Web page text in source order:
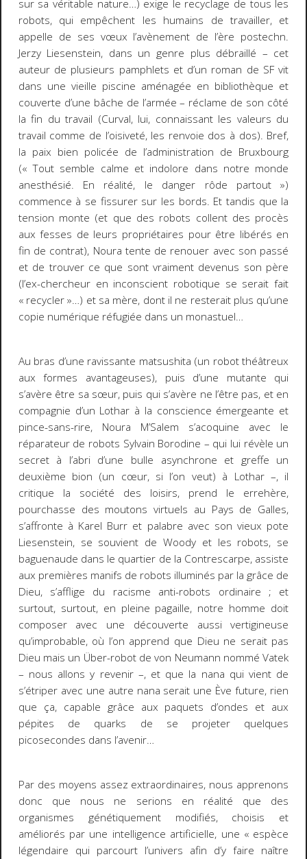
sur sa véritable nature…) exige le recyclage de tous les
robots, qui empêchent les humains de travailler, et
appelle de ses vœux l’avènement de l’ère postechn.
Jerzy Liesenstein, dans un genre plus débraillé – cet
auteur de plusieurs pamphlets et d’un roman de SF vit
dans une vieille piscine aménagée en bibliothèque et
couverte d’une bâche de l’armée – réclame de son côté
la fin du travail (Curval, lui, connaissant les valeurs du
travail comme de l’oisiveté, les renvoie dos à dos). Bref,
la paix bien policée de l’administration de Bruxbourg
(« Tout semble calme et indolore dans notre monde
anesthésié. En réalité, le danger rôde partout »)
commence à se fissurer sur les bords. Et tandis que la
tension monte (et que des robots collent des procès
aux fesses de leurs propriétaires pour être libérés en
fin de contrat), Noura tente de renouer avec son passé
et de trouver ce que sontvraiment devenus son père
(l’ex-chercheur en inconscient robotique se serait fait
« recycler »…) et sa mère, dont il ne resterait plus qu’une
copie numérique réfugiée dans un monastuel…
Au bras d’une ravissante matsushita (un robot théâtreux
aux formes avantageuses), puis d’une mutante qui
s’avère être sa sœur, puis qui s’avère ne l’être pas, et en
compagnie d’un Lothar à la conscience émergeante et
pince-sans-rire, Noura M’Salem s’acoquine avec le
réparateur de robots Sylvain Borodine – qui lui révèle un
secret à l’abri d’une bulle asynchrone et greffe un
deuxième bion (un cœur, si l’on veut) à Lothar –, il
critique la société des loisirs, prend le errehère,
pourchasse des moutons virtuels au Pays de Galles,
s’affronte à Karel Burr et palabre avec son vieux pote
Liesenstein, se souvient de Woody et les robots, se
baguenaude dans le quartier de la Contrescarpe, assiste
aux premières manifs de robots illuminés par la grâce de
Dieu, s’afflige du racisme anti-robots ordinaire ; et
surtout, surtout, en pleine pagaille, notre homme doit
composer avec une découverte aussi vertigineuse
qu’improbable, où l’on apprend que Dieu ne serait pas
Dieu mais un Über-robot de von Neumann nommé Vatek
– nous allons y revenir –, et que la nana qui vient de
s’étriper avec une autre nana serait une Ève future, rien
que ça, capable grâce aux paquets d’ondes et aux
pépites de quarks de se projeter quelques
picosecondes dans l’avenir…
Par des moyens assez extraordinaires, nous apprenons
donc que nous ne serions en réalité que des
organismes génétiquement modifiés, choisis et
améliorés par une intelligence artificielle, une « espèce
légendaire qui parcourt l’univers afin d’y faire naître